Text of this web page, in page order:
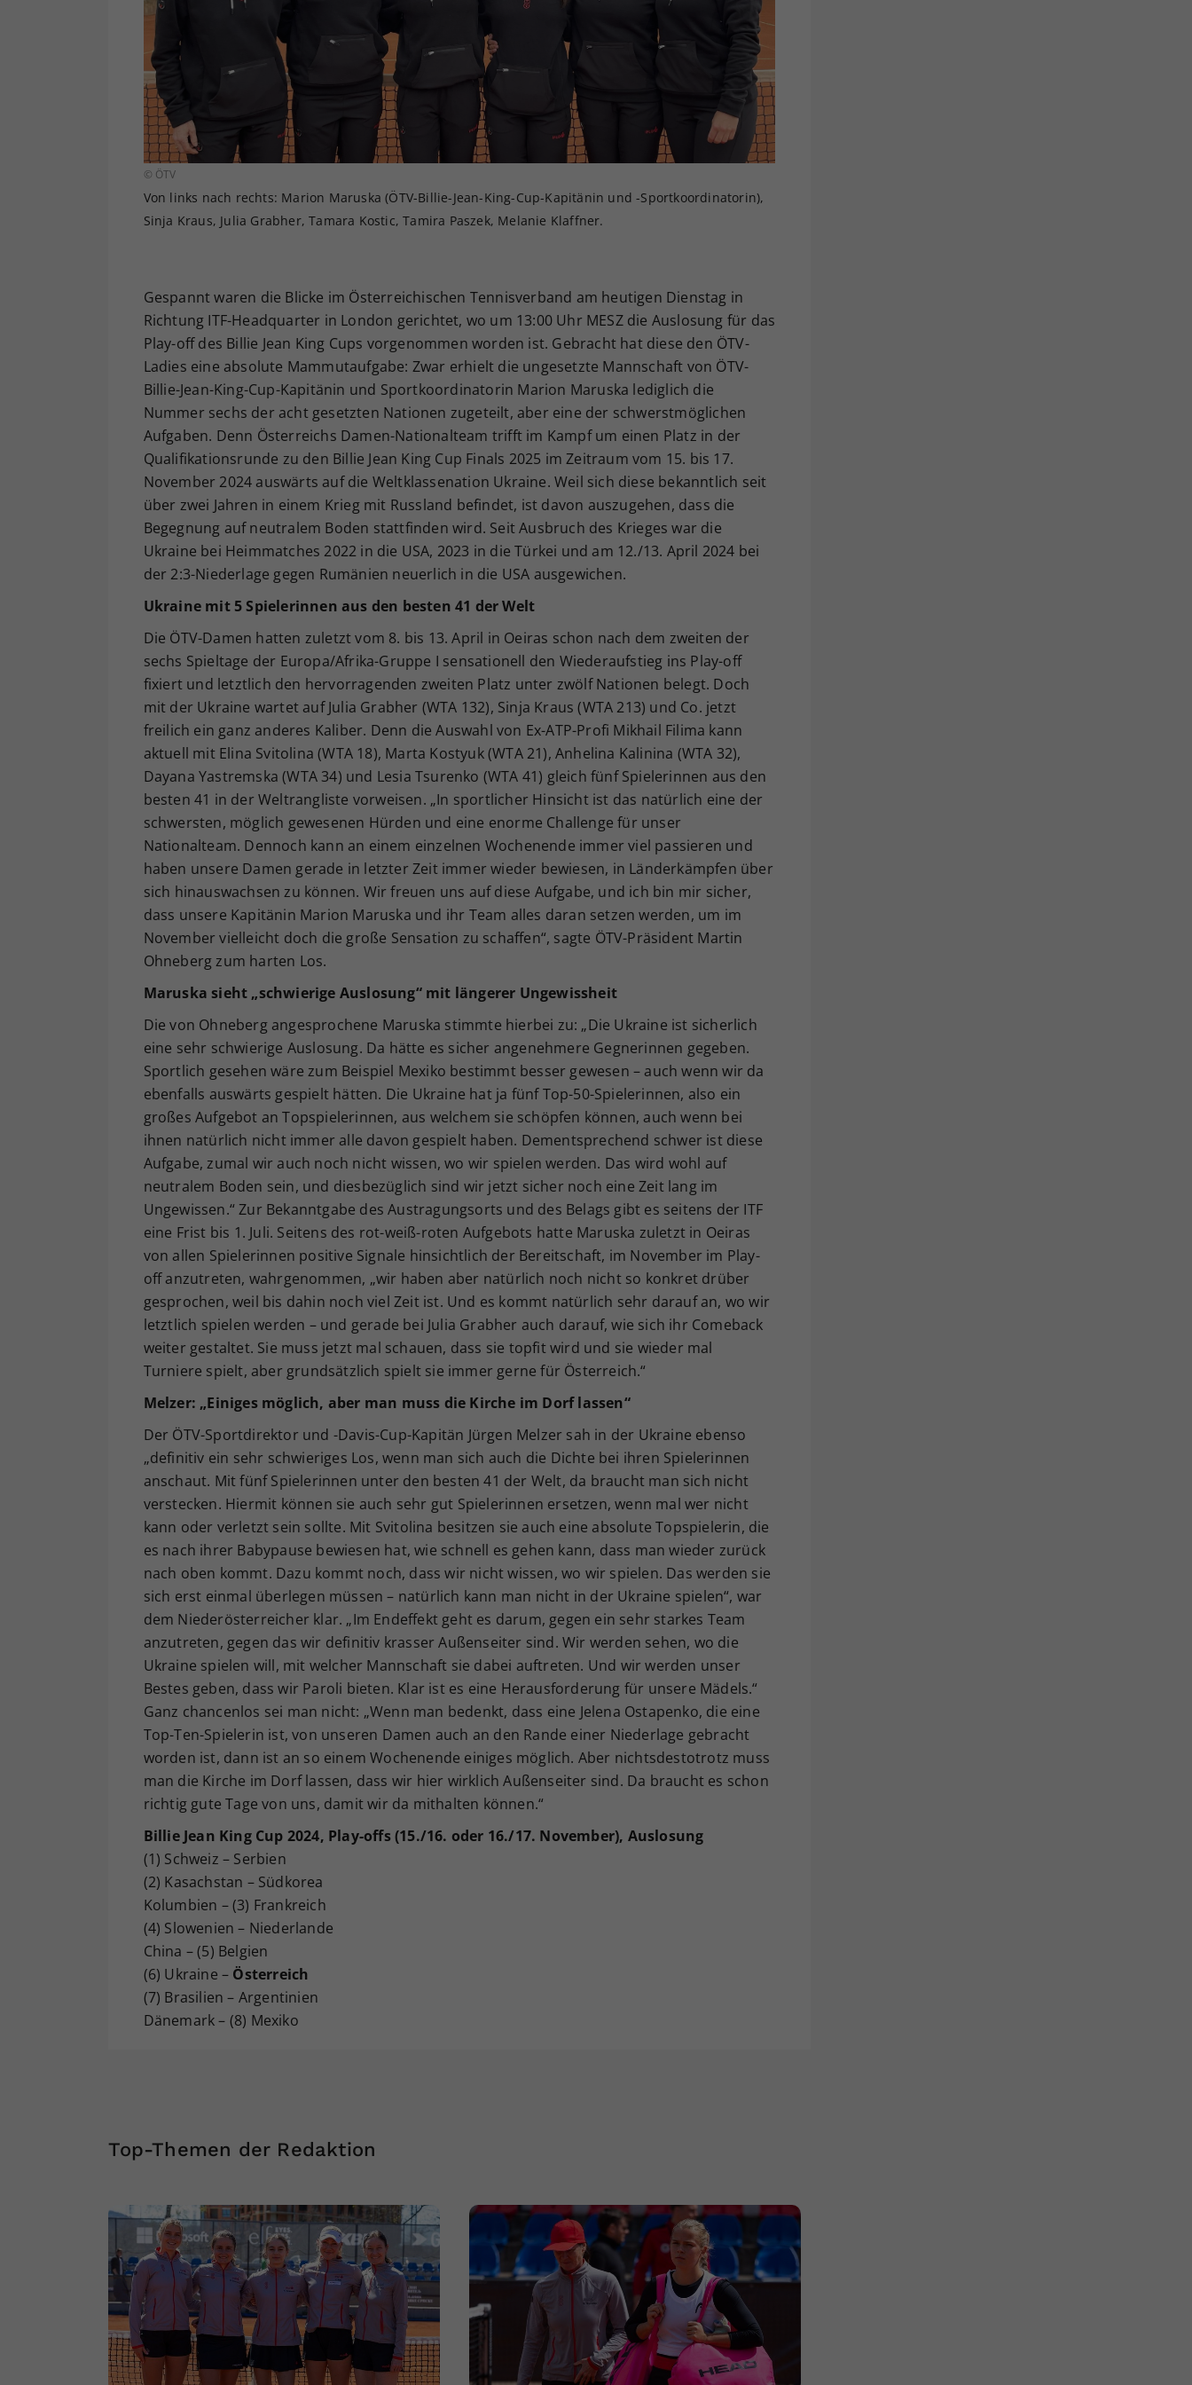
© ÖTV
Von links nach rechts: Marion Maruska (ÖTV-Billie-Jean-King-Cup-Kapitänin und -Sportkoordinatorin),
Sinja Kraus, Julia Grabher, Tamara Kostic, Tamira Paszek, Melanie Klaffner.
Gespannt waren die Blicke im Österreichischen Tennisverband am heutigen Dienstag in
Richtung ITF-Headquarter in London gerichtet, wo um 13:00 Uhr MESZ die Auslosung für das
Play-off des Billie Jean King Cups vorgenommen worden ist. Gebracht hat diese den ÖTV-
Ladies eine absolute Mammutaufgabe: Zwar erhielt die ungesetzte Mannschaft von ÖTV-
Billie-Jean-King-Cup-Kapitänin und Sportkoordinatorin Marion Maruska lediglich die
Nummer sechs der acht gesetzten Nationen zugeteilt, aber eine der schwerstmöglichen
Aufgaben. Denn Österreichs Damen-Nationalteam trifft im Kampf um einen Platz in der
Qualifikationsrunde zu den Billie Jean King Cup Finals 2025 im Zeitraum vom 15. bis 17.
November 2024 auswärts auf die Weltklassenation Ukraine. Weil sich diese bekanntlich seit
über zwei Jahren in einem Krieg mit Russland befindet, ist davon auszugehen, dass die
Begegnung auf neutralem Boden stattfinden wird. Seit Ausbruch des Krieges war die
Ukraine bei Heimmatches 2022 in die USA, 2023 in die Türkei und am 12./13. April 2024 bei
der 2:3-Niederlage gegen Rumänien neuerlich in die USA ausgewichen.
Ukraine mit 5 Spielerinnen aus den besten 41 der Welt
Die ÖTV-Damen hatten zuletzt vom 8. bis 13. April in Oeiras schon nach dem zweiten der
sechs Spieltage der Europa/Afrika-Gruppe I sensationell den Wiederaufstieg ins Play-off
fixiert und letztlich den hervorragenden zweiten Platz unter zwölf Nationen belegt. Doch
mit der Ukraine wartet auf Julia Grabher (WTA 132), Sinja Kraus (WTA 213) und Co. jetzt
freilich ein ganz anderes Kaliber. Denn die Auswahl von Ex-ATP-Profi Mikhail Filima kann
aktuell mit Elina Svitolina (WTA 18), Marta Kostyuk (WTA 21), Anhelina Kalinina (WTA 32),
Dayana Yastremska (WTA 34) und Lesia Tsurenko (WTA 41) gleich fünf Spielerinnen aus den
besten 41 in der Weltrangliste vorweisen. „In sportlicher Hinsicht ist das natürlich eine der
schwersten, möglich gewesenen Hürden und eine enorme Challenge für unser
Nationalteam. Dennoch kann an einem einzelnen Wochenende immer viel passieren und
haben unsere Damen gerade in letzter Zeit immer wieder bewiesen, in Länderkämpfen über
sich hinauswachsen zu können. Wir freuen uns auf diese Aufgabe, und ich bin mir sicher,
dass unsere Kapitänin Marion Maruska und ihr Team alles daran setzen werden, um im
November vielleicht doch die große Sensation zu schaffen“, sagte ÖTV-Präsident Martin
Ohneberg zum harten Los.
Maruska sieht „schwierige Auslosung“ mit längerer Ungewissheit
Die von Ohneberg angesprochene Maruska stimmte hierbei zu: „Die Ukraine ist sicherlich
eine sehr schwierige Auslosung. Da hätte es sicher angenehmere Gegnerinnen gegeben.
Sportlich gesehen wäre zum Beispiel Mexiko bestimmt besser gewesen – auch wenn wir da
ebenfalls auswärts gespielt hätten. Die Ukraine hat ja fünf Top-50-Spielerinnen, also ein
großes Aufgebot an Topspielerinnen, aus welchem sie schöpfen können, auch wenn bei
ihnen natürlich nicht immer alle davon gespielt haben. Dementsprechend schwer ist diese
Aufgabe, zumal wir auch noch nicht wissen, wo wir spielen werden. Das wird wohl auf
neutralem Boden sein, und diesbezüglich sind wir jetzt sicher noch eine Zeit lang im
Ungewissen.“ Zur Bekanntgabe des Austragungsorts und des Belags gibt es seitens der ITF
eine Frist bis 1. Juli. Seitens des rot-weiß-roten Aufgebots hatte Maruska zuletzt in Oeiras
von allen Spielerinnen positive Signale hinsichtlich der Bereitschaft, im November im Play-
off anzutreten, wahrgenommen, „wir haben aber natürlich noch nicht so konkret drüber
gesprochen, weil bis dahin noch viel Zeit ist. Und es kommt natürlich sehr darauf an, wo wir
letztlich spielen werden – und gerade bei Julia Grabher auch darauf, wie sich ihr Comeback
weiter gestaltet. Sie muss jetzt mal schauen, dass sie topfit wird und sie wieder mal
Turniere spielt, aber grundsätzlich spielt sie immer gerne für Österreich.“
Melzer: „Einiges möglich, aber man muss die Kirche im Dorf lassen“
Der ÖTV-Sportdirektor und -Davis-Cup-Kapitän Jürgen Melzer sah in der Ukraine ebenso
„definitiv ein sehr schwieriges Los, wenn man sich auch die Dichte bei ihren Spielerinnen
anschaut. Mit fünf Spielerinnen unter den besten 41 der Welt, da braucht man sich nicht
verstecken. Hiermit können sie auch sehr gut Spielerinnen ersetzen, wenn mal wer nicht
kann oder verletzt sein sollte. Mit Svitolina besitzen sie auch eine absolute Topspielerin, die
es nach ihrer Babypause bewiesen hat, wie schnell es gehen kann, dass man wieder zurück
nach oben kommt. Dazu kommt noch, dass wir nicht wissen, wo wir spielen. Das werden sie
sich erst einmal überlegen müssen – natürlich kann man nicht in der Ukraine spielen“, war
dem Niederösterreicher klar. „Im Endeffekt geht es darum, gegen ein sehr starkes Team
anzutreten, gegen das wir definitiv krasser Außenseiter sind. Wir werden sehen, wo die
Ukraine spielen will, mit welcher Mannschaft sie dabei auftreten. Und wir werden unser
Bestes geben, dass wir Paroli bieten. Klar ist es eine Herausforderung für unsere Mädels.“
Ganz chancenlos sei man nicht: „Wenn man bedenkt, dass eine Jelena Ostapenko, die eine
Top-Ten-Spielerin ist, von unseren Damen auch an den Rande einer Niederlage gebracht
worden ist, dann ist an so einem Wochenende einiges möglich. Aber nichtsdestotrotz muss
man die Kirche im Dorf lassen, dass wir hier wirklich Außenseiter sind. Da braucht es schon
richtig gute Tage von uns, damit wir da mithalten können.“
Billie Jean King Cup 2024, Play-offs (15./16. oder 16./17. November), Auslosung
(1) Schweiz – Serbien
(2) Kasachstan – Südkorea
Kolumbien – (3) Frankreich
(4) Slowenien – Niederlande
China – (5) Belgien
(6) Ukraine – Österreich
(7) Brasilien – Argentinien
Dänemark – (8) Mexiko
Top-Themen der Redaktion
Ihrer vorgenommen Einstellungen, falls der
Webseiten-Betreiber dies eingestellt hat.